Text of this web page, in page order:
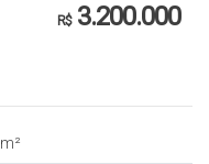
R$3.200.000
m²